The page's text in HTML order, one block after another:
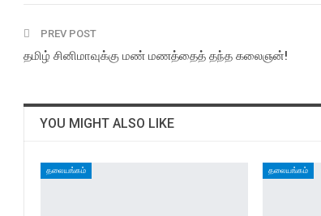
PREV POST
தமிழ் சினிமாவுக்கு மண் மணத்தைத் தந்த கலைஞன்!
YOU MIGHT ALSO LIKE
தலையங்கம் தலையங்கம்